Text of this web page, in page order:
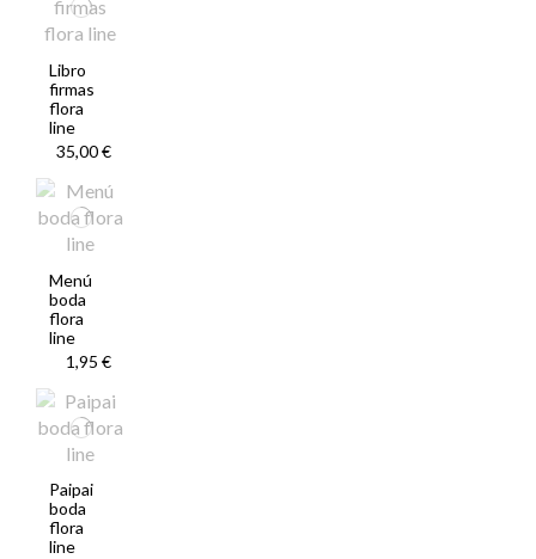
Libro
firmas
flora
line
35,00 €
Menú
boda
flora
line
1,95 €
Paipai
boda
flora
line